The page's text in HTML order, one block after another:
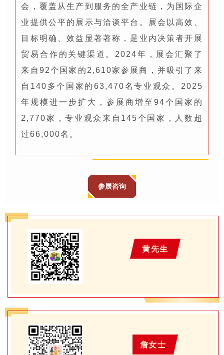
会，覆盖从生产到服务的全产业链，为国际企
业提供公平的展示与洽谈平台。展会以高效、
目标明确、效益显著著称，是业内决策者开展
贸易合作的关键渠道。2024年，展会汇聚了
来自92个国家的2,610家参展商，并吸引了来
自140多个国家的63,470名专业观众。2025
年规模进一步扩大，参展商增至94个国家的
2,770家，专业观众来自145个国家，人数超
过66,000名。
参展咨询
黄先生
詹女士